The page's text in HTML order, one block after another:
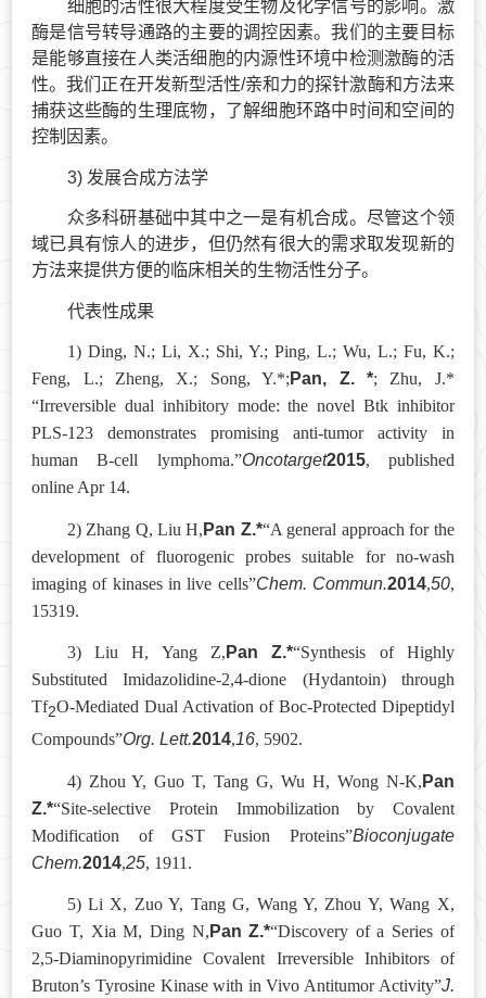
细胞的活性很大程度受生物及化学信号的影响。激
酶是信号转导通路的主要的调控因素。我们的主要目标
是能够直接在人类活细胞的内源性环境中检测激酶的活
性。我们正在开发新型活性/亲和力的探针激酶和方法来
捕获这些酶的生理底物，了解细胞环路中时间和空间的
控制因素。
3) 发展合成方法学
众多科研基础中其中之一是有机合成。尽管这个领
域已具有惊人的进步，但仍然有很大的需求取发现新的
方法来提供方便的临床相关的生物活性分子。
代表性成果
1) Ding, N.; Li, X.; Shi, Y.; Ping, L.; Wu, L.; Fu, K.;
Feng, L.; Zheng, X.; Song, Y.*;Pan, Z. *; Zhu, J.*
“Irreversible dual inhibitory mode: the novel Btk inhibitor
PLS-123 demonstrates promising anti-tumor activity in
human B-cell lymphoma.”Oncotarget2015, published
online Apr 14.
2)Zhang Q, Liu H,Pan Z.*“A general approach for the
development of fluorogenic probes suitable for no-wash
imaging of kinases in live cells”Chem. Commun. 2014,50,
15319.
3)Liu H, Yang Z,Pan Z.*“Synthesis of Highly
Substituted Imidazolidine-2,4-dione (Hydantoin) through
Tf2O-Mediated Dual Activation of Boc-Protected Dipeptidyl
Compounds”Org. Lett.2014,16, 5902.
4)Zhou Y, Guo T, Tang G, Wu H, Wong N-K,Pan
Z.*“Site-selective Protein Immobilization by Covalent
Modification of GST Fusion Proteins”Bioconjugate
Chem.2014,25, 1911.
5)Li X, Zuo Y, Tang G, Wang Y, Zhou Y, Wang X,
Guo T, Xia M, Ding N,Pan Z.*“Discovery of a Series of
2,5-Diaminopyrimidine Covalent Irreversible Inhibitors of
Bruton’s Tyrosine Kinase with in Vivo Antitumor Activity”J.